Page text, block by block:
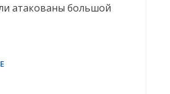
атакованы большой